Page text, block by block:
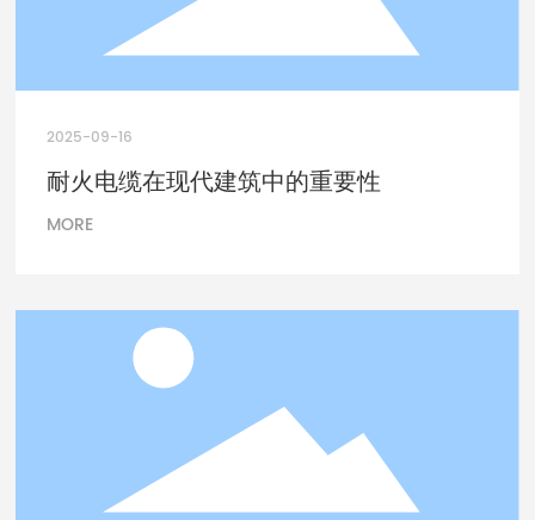
2025-09-16
耐火电缆在现代建筑中的重要性
MORE